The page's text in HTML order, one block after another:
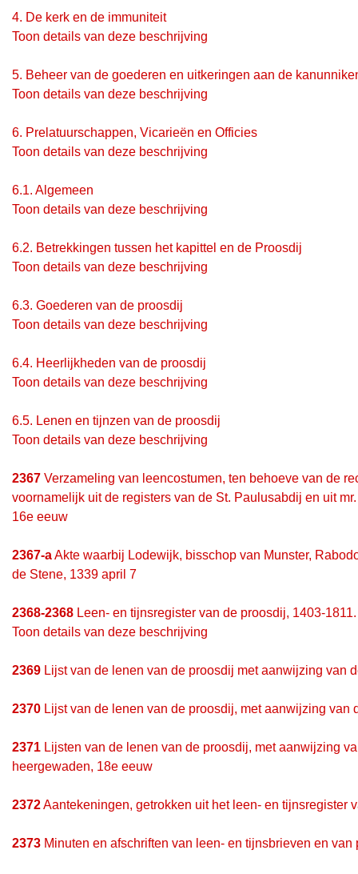
4. De kerk en de immuniteit
Toon details van deze beschrijving
5. Beheer van de goederen en uitkeringen aan de
Toon details van deze beschrijving
6. Prelatuurschappen, Vicarieën en Officies
Toon details van deze beschrijving
6.1. Algemeen
Toon details van deze beschrijving
6.2. Betrekkingen tussen het kapittel en de Proosdij
Toon details van deze beschrijving
6.3. Goederen van de proosdij
Toon details van deze beschrijving
6.4. Heerlijkheden van de proosdij
Toon details van deze beschrijving
6.5. Lenen en tijnzen van de proosdij
Toon details van deze beschrijving
2367 Verzameling van leencostumen, ten behoeve van de
voornamelijk uit de registers van de St. Paulusabdij en uit
16e eeuw
2367-aAkte waarbij Lodewijk, bisschop van Munster,
de Stene, 1339 april 7
2368-2368 Leen- en tijnsregister van de proosdij, 1403-
Toon details van deze beschrijving
2369 Lijst van de lenen van de proosdij met aanwijzing van
2370 Lijst van de lenen van de proosdij, met aanwijzing
2371 Lijsten van de lenen van de proosdij, met aanwijzing
heergewaden, 18e eeuw
2372Aantekeningen, getrokken uit het leen- en tijnsregister
2373 Minuten en afschriften van leen- en tijnsbrieven en